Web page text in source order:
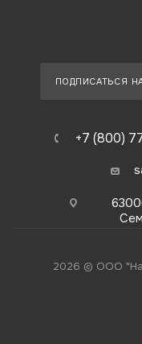
ПОДПИСАТЬСЯ
+7 (800)
2026 © ООО